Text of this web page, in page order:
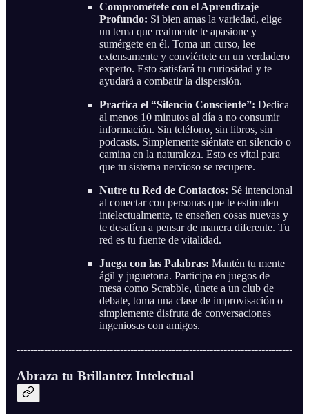
Comprométete con el Aprendizaje
Profundo: Si bien amas la variedad, elige
un tema que realmente te apasione y
sumérgete en él. Toma un curso, lee
extensamente y conviértete en un verdadero
experto. Esto satisfará tu curiosidad y te
ayudará a combatir la dispersión.
Practica el “Silencio Consciente”: Dedica
al menos 10 minutos al día a no consumir
información. Sin teléfono, sin libros, sin
podcasts. Simplemente siéntate en silencio o
camina en la naturaleza. Esto es vital para
que tu sistema nervioso se recupere.
Nutre tu Red de Contactos: Sé intencional
al conectar con personas que te estimulen
intelectualmente, te enseñen cosas nuevas y
te desafíen a pensar de manera diferente. Tu
red es tu fuente de vitalidad.
Juega con las Palabras: Mantén tu mente
ágil y juguetona. Participa en juegos de
mesa como Scrabble, únete a un club de
debate, toma una clase de improvisación o
simplemente disfruta de conversaciones
ingeniosas con amigos.
--------------------------------------------------------------------------------
Abraza tu Brillantez Intelectual